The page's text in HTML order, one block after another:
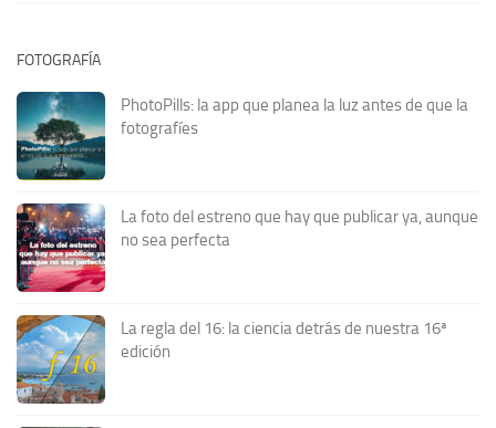
FOTOGRAFÍA
PhotoPills: la app que planea la luz antes de que la
fotografíes
La foto del estreno que hay que publicar ya, aunque
no sea perfecta
La regla del 16: la ciencia detrás de nuestra 16ª
edición